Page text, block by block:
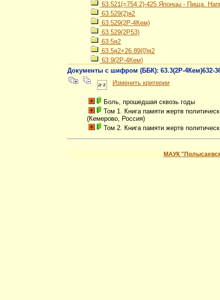
63.521(=754.2)-425 Японцы - Пища.
63.529(2)я2
63.529(2Р-4Кем)
63.529(2Р53)
63.5я2
63.5я2+26.89(0)я2
63.9(2Р-4Кем)
Документы с шифром (ББК): 63.3(2Р-4Кем)632-
Изменить критерии
Боль, прошедшая сквозь годы
Том 1. Книга памяти жертв
(Кемерово, Россия)
Том 2. Книга памяти жертв
МАУК